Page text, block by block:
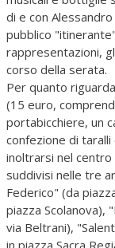
di e con
pubblico
rappresentazioni,
corso della serata.
Per quanto
(15 euro,
portabicchiere, un
confezione di
inoltrarsi nel centro
suddivisi nelle tre
Federico" (da
piazza Scolanova),
via Beltrani),